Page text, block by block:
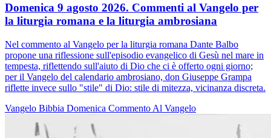
Domenica 9 agosto 2026. Commenti al Vangelo per
la liturgia romana e la liturgia ambrosiana
Nel commento al Vangelo per la liturgia romana Dante Balbo
propone una riflessione sull'episodio evangelico di Gesù nel mare in
tempesta, riflettendo sull'aiuto di Dio che ci è offerto ogni giorno;
per il Vangelo del calendario ambrosiano, don Giuseppe Grampa
riflette invece sullo "stile" di Dio: stile di mitezza, vicinanza discreta.
Vangelo Bibbia Domenica Commento Al Vangelo